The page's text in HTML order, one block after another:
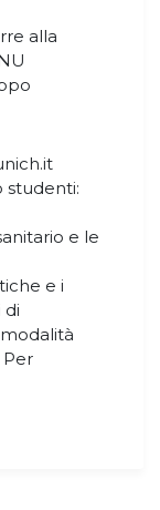
alla
studenti:
e le
e i
di